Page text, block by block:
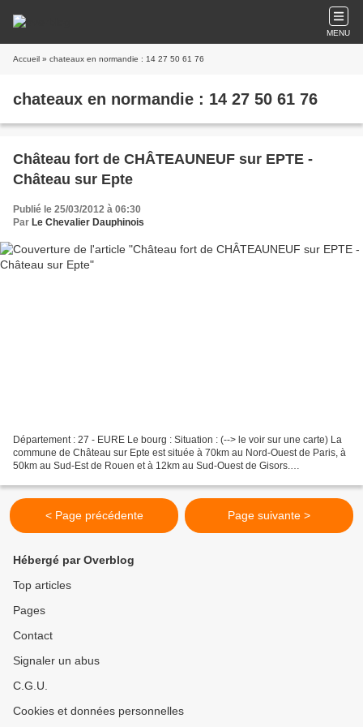
MENU
Accueil » chateaux en normandie : 14 27 50 61 76
chateaux en normandie : 14 27 50 61 76
Château fort de CHÂTEAUNEUF sur EPTE -
Château sur Epte
Publié le 25/03/2012 à 06:30
Par Le Chevalier Dauphinois
Département : 27 - EURE Le bourg : Situation : (--> le voir sur une carte) La
commune de Château sur Epte est située à 70km au Nord-Ouest de Paris, à
50km au Sud-Est de Rouen et à 12km au Sud-Ouest de Gisors.
< Page précédente Page suivante >
Hébergé par Overblog
Top articles
Pages
Contact
Signaler un abus
C.G.U.
Cookies et données personnelles